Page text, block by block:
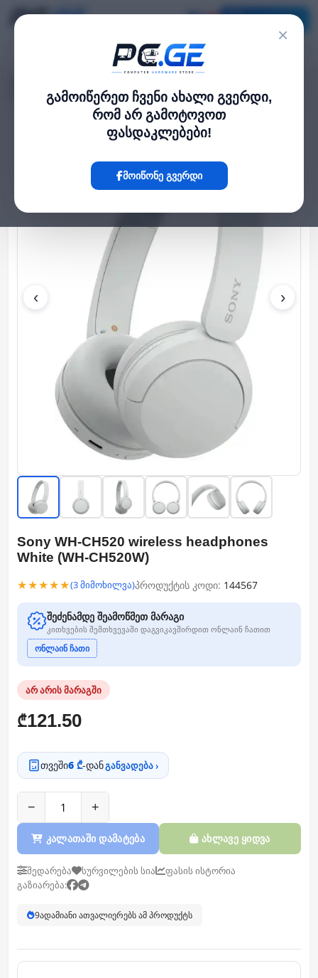
×
გამოიწერეთ ჩვენი ახალი გვერდი,
რომ არ გამოტოვოთ
ფასდაკლებები!
მოიწონე გვერდი
Sony WH-CH520 wireless headphones White (WH-CH520W)
‹ ›
Sony WH-CH520 wireless headphones
White (WH-CH520W)
★★★★★(3 მიმოხილვა)პროდუქტის კოდი: 144567
შეძენამდე შეამოწმეთ მარაგი
კითხვების შემთხვევაში დაგვიკავშირდით ონლაინ ჩათით
ონლაინ ჩათი
არ არის მარაგში
₾121.50
თვეში6 ₾-დანგანვადება ›
− +
კალათაში დამატება ახლავე ყიდვა
შედარება სურვილების სია
ფასის ისტორია
გაზიარება:
9ადამიანი ათვალიერებს ამ პროდუქტს